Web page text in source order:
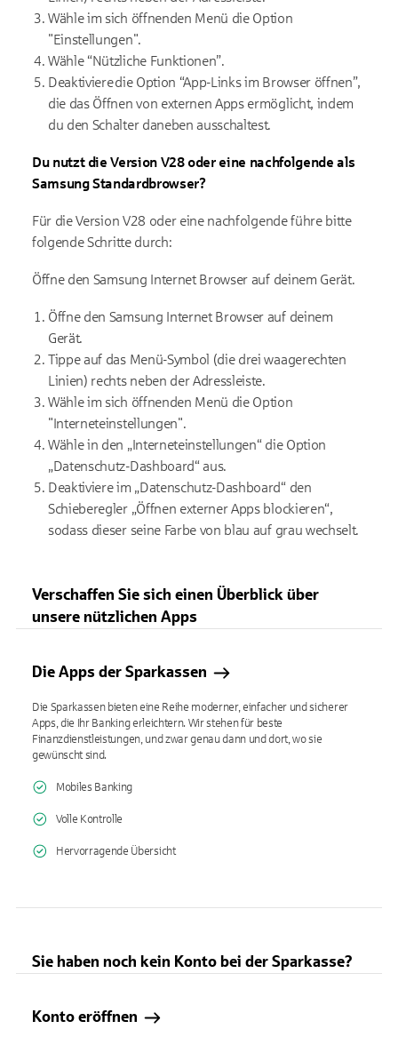
Wähle im sich öffnenden Menü die Option
"Einstellungen".
Wähle “Nützliche Funktionen”.
Deaktiviere die Option “App-Links im Browser öffnen”,
die das Öffnen von externen Apps ermöglicht, indem
du den Schalter daneben ausschaltest.
Du nutzt die Version V28 oder eine nachfolgende als
Samsung Standardbrowser?
Für die Version V28 oder eine nachfolgende führe bitte
folgende Schritte durch:
Öffne den Samsung Internet Browser auf deinem Gerät.
Öffne den Samsung Internet Browser auf deinem
Gerät.
Tippe auf das Menü-Symbol (die drei waagerechten
Linien) rechts neben der Adressleiste.
Wähle im sich öffnenden Menü die Option
"Interneteinstellungen".
Wähle in den „Interneteinstellungen“ die Option
„Datenschutz-Dashboard“ aus.
Deaktiviere im „Datenschutz-Dashboard“ den
Schieberegler „Öffnen externer Apps blockieren“,
sodass dieser seine Farbe von blau auf grau wechselt.
Verschaffen Sie sich einen Überblick über
unsere nützlichen Apps
Die Apps der Sparkassen
Die Sparkassen bieten eine Reihe moderner, einfacher und sicherer
Apps, die Ihr Banking erleichtern. Wir stehen für beste
Finanzdienstleistungen, und zwar genau dann und dort, wo sie
gewünscht sind.
Mobiles Banking
Volle Kontrolle
Hervorragende Übersicht
Sie haben noch kein Konto bei der Sparkasse?
Konto eröffnen